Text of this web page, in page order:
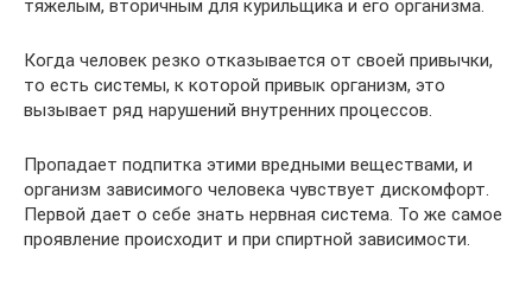
тяжелым, вторичным для курильщика и его организма.
Когда человек резко отказывается от своей привычки,
то есть системы, к которой привык организм, это
вызывает ряд нарушений внутренних процессов.
Пропадает подпитка этими вредными веществами, и
организм зависимого человека чувствует дискомфорт.
Первой дает о себе знать нервная система. То же самое
проявление происходит и при спиртной зависимости.